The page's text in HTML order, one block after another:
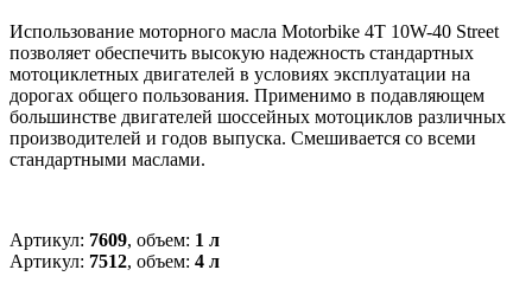
Использование моторного масла Motorbike 4T 10W-40 Street
позволяет обеспечить высокую надежность стандартных
мотоциклетных двигателей в условиях эксплуатации на
дорогах общего пользования. Применимо в подавляющем
большинстве двигателей шоссейных мотоциклов различных
производителей и годов выпуска. Смешивается со всеми
стандартными маслами.
Артикул: 7609, объем: 1 л
Артикул: 7512, объем: 4 л